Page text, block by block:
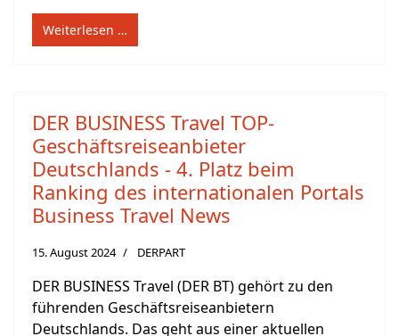
Weiterlesen …
DER BUSINESS Travel TOP-
Geschäftsreiseanbieter
Deutschlands - 4. Platz beim
Ranking des internationalen Portals
Business Travel News
15. August 2024 DERPART
DER BUSINESS Travel (DER BT) gehört zu den
führenden Geschäftsreiseanbietern
Deutschlands. Das geht aus einer aktuellen